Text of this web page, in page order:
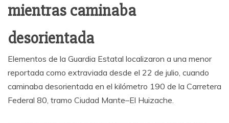
mientras caminaba
desorientada
Elementos de la Guardia Estatal localizaron a una menor
reportada como extraviada desde el 22 de julio, cuando
caminaba desorientada en el kilómetro 190 de la Carretera
Federal 80, tramo Ciudad Mante–El Huizache.